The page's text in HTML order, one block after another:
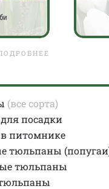
(все сорта)
посадки
питомнике
тюльпаны
тюльпаны